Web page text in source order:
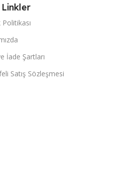
Linkler
Politikası
İade Şartları
Satış Sözleşmesi